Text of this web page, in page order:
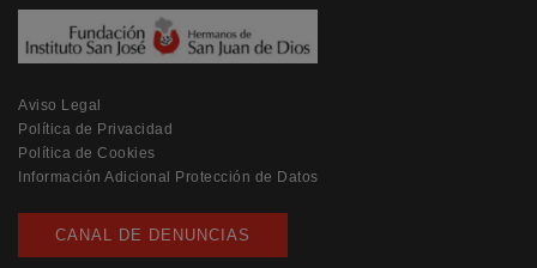
Aviso Legal
Política de Privacidad
Política de Cookies
Información Adicional Protección de Datos
CANAL DE DENUNCIAS